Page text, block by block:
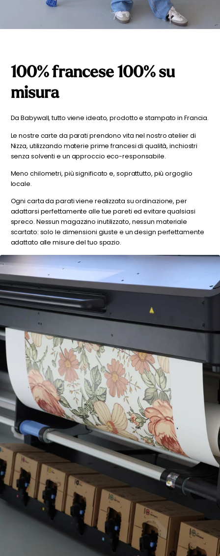
100% francese100% su
misura
Da Babywall, tutto viene ideato, prodotto e stampato in Francia.
Le nostre carte da parati prendono vita nel nostro atelier di
Nizza, utilizzando materie prime francesi di qualità, inchiostri
senza solventi e un approccio eco-responsabile.
Meno chilometri, più significato e, soprattutto, più orgoglio
locale.
Ogni carta da parati viene realizzata su ordinazione, per
adattarsi perfettamente alle tue pareti ed evitare qualsiasi
spreco. Nessun magazzino inutilizzato, nessun materiale
scartato: solo le dimensioni giuste e un design perfettamente
adattato alle misure del tuo spazio.